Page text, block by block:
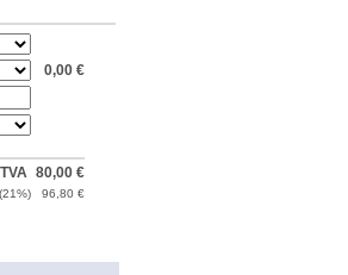
0,00 €
80,00 €
21%) 96,80 €